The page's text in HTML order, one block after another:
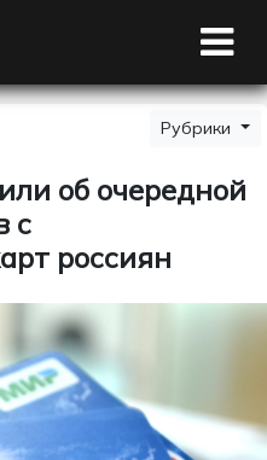
Рубрики
об очередной
с
россиян